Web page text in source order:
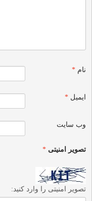
نام*
ایمیل*
وب‌ سایت
تصویر امنیتی*
تصویر امنیتی را وارد کنید: